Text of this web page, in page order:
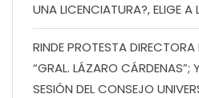
UNA LICENCIATURA?, ELIGE A
RINDE PROTESTA
“GRAL. LÁZARO CÁRDENAS”;
SESIÓN DEL CONSEJO